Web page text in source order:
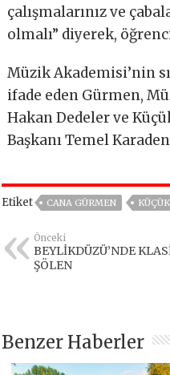
çalışmalarınız ve
olmalı” diyerek,
Müzik Akademisi’nin
ifade eden Gürmen,
Hakan Dedeler ve
Başkanı Temel
Etiket CANA GÜRMEN
Önceki
BEYLİKDÜZÜ’NDE
ŞÖLEN
Benzer Haberler